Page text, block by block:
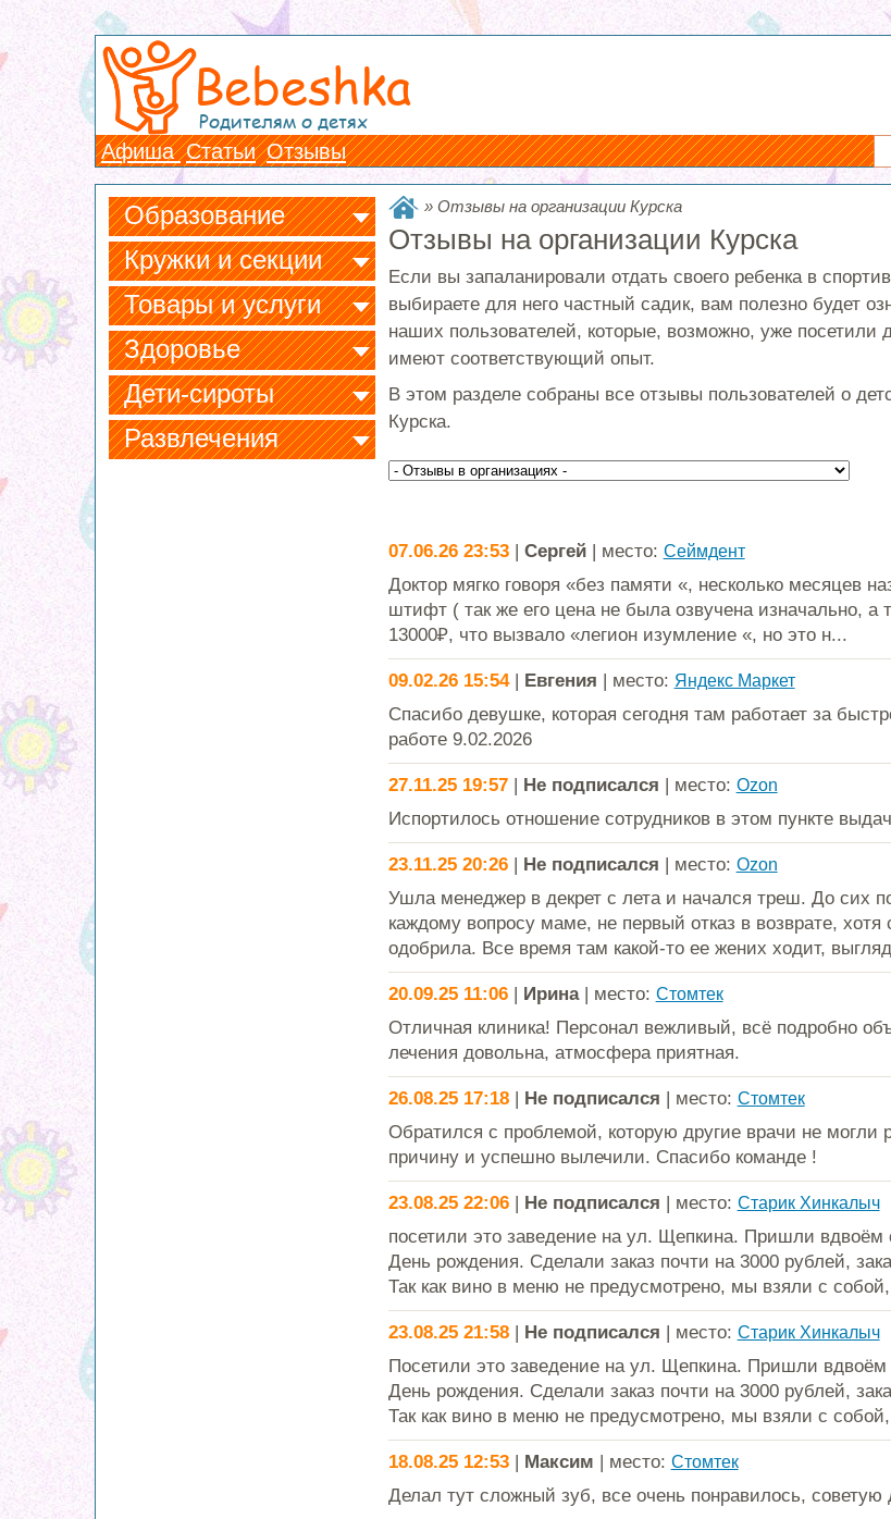
Bebeshka
Родителям о детях
Афиша Статьи Отзывы
Образование
Кружки и секции
Товары и услуги
Здоровье
Дети-сироты
Развлечения
» Отзывы на организации Курска
Отзывы на организации Курска
Если вы запаланировали отдать своего ребенка в
выбираете для него частный садик, вам полезно будет
наших пользователей, которые, возможно, уже посетили
имеют соответствующий опыт.
В этом разделе собраны все отзывы пользователей о
Курска.
07.06.26 23:53| Сергей | место: Сеймдент
Доктор мягко говоря «без памяти «, несколько месяцев
штифт ( так же его цена не была озвучена изначально, а
13000₽, что вызвало «легион изумление «, но это н...
09.02.26 15:54| Евгения | место: Яндекс Маркет
Спасибо девушке, которая сегодня там работает за
работе 9.02.2026
27.11.25 19:57| Не подписался | место: Ozon
Испортилось отношение сотрудников в этом пункте
23.11.25 20:26| Не подписался | место: Ozon
Ушла менеджер в декрет с лета и начался треш. До сих
каждому вопросу маме, не первый отказ в возврате, хотя
одобрила. Все время там какой-то ее жених ходит,
20.09.25 11:06| Ирина| место: Стомтек
Отличная клиника! Персонал вежливый, всё подробно
лечения довольна, атмосфера приятная.
26.08.25 17:18| Не подписался | место: Стомтек
Обратился с проблемой, которую другие врачи не
причину и успешно вылечили. Спасибо команде !
23.08.25 22:06| Не подписался | место: Старик Хинкалыч
посетили это заведение на ул. Щепкина. Пришли вдвоём
День рождения. Сделали заказ почти на 3000 рублей,
Так как вино в меню не предусмотрено, мы взяли с
23.08.25 21:58| Не подписался | место: Старик Хинкалыч
Посетили это заведение на ул. Щепкина. Пришли
День рождения. Сделали заказ почти на 3000 рублей,
Так как вино в меню не предусмотрено, мы взяли с
18.08.25 12:53| Максим | место: Стомтек
Делал тут сложный зуб, все очень понравилось,